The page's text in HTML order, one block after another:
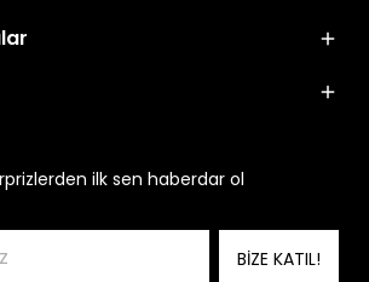
ilk sen haberdar ol
BİZE KATIL!